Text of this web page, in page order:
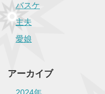
バスケ
主夫
愛娘
アーカイブ